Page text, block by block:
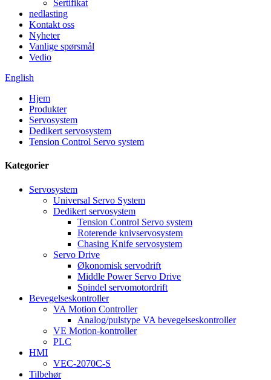
Sertifikat
nedlasting
Kontakt oss
Nyheter
Vanlige spørsmål
Vedio
English
Hjem
Produkter
Servosystem
Dedikert servosystem
Tension Control Servo system
Kategorier
Servosystem
Universal Servo System
Dedikert servosystem
Tension Control Servo system
Roterende knivservosystem
Chasing Knife servosystem
Servo Drive
Økonomisk servodrift
Middle Power Servo Drive
Spindel servomotordrift
Bevegelseskontroller
VA Motion Controller
Analog/pulstype VA bevegelseskontroller
VE Motion-kontroller
PLC
HMI
VEC-2070C-S
Tilbehør